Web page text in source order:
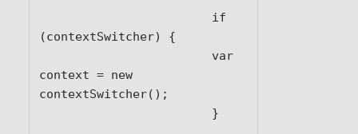
(contextSwitcher) {
context = new
contextSwitcher();